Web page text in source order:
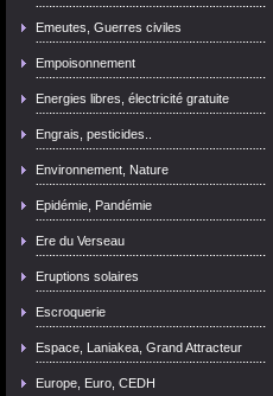
Emeutes, Guerres civiles
Empoisonnement
Energies libres, électricité gratuite
Engrais, pesticides..
Environnement, Nature
Epidémie, Pandémie
Ere du Verseau
Eruptions solaires
Escroquerie
Espace, Laniakea, Grand Attracteur
Europe, Euro, CEDH